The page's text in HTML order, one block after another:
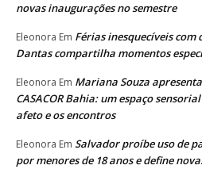
novas inaugurações no semestre
Eleonora Em Férias inesquecíveis
Dantas compartilha momentos
Eleonora Em Mariana Souza
CASACOR Bahia: um espaço
afeto e os encontros
Eleonora Em Salvador proíbe uso de
por menores de 18 anos e define